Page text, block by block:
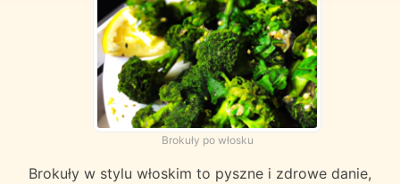
Brokuły po włosku
Brokuły w stylu włoskim to pyszne i zdrowe danie,